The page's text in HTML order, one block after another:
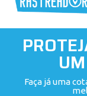
Faça já uma